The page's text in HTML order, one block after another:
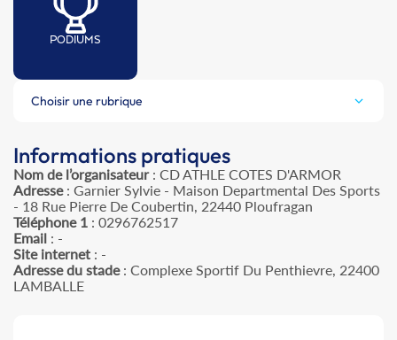
PODIUMS
Choisir une rubrique
Informations pratiques
Nom de l’organisateur: CD ATHLE COTES D'ARMOR
Adresse: Garnier Sylvie - Maison Departmental Des Sports
- 18 Rue Pierre De Coubertin, 22440 Ploufragan
Téléphone 1 : 0296762517
Email : -
Site internet : -
Adresse du stade: Complexe Sportif Du Penthievre, 22400
LAMBALLE